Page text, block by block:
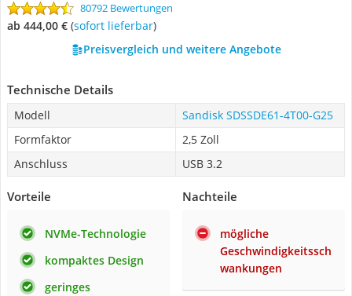
80792 Bewertungen
ab 444,00 € ( Sofort lieferbar)
Preisvergleich und weitere Angebote
Technische Details
Modell
Sandisk ‎SDSSDE61-4T00-G25
Formfaktor
2,5 Zoll
Anschluss
USB 3.2
Vorteile
NVMe-Technologie
kompaktes Design
geringes
Nachteile
mögliche
Geschwindigkeitssch
wankungen